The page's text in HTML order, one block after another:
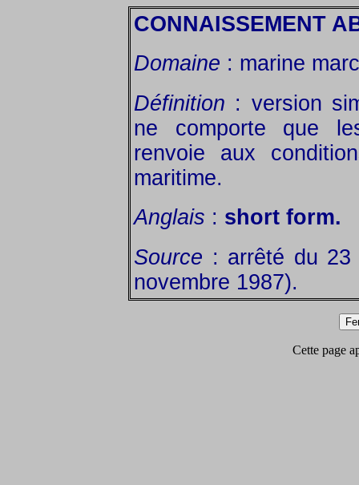
CONNAISSEMENT
Domaine : marine
Définition : version
ne comporte que
renvoie aux
maritime.
Anglais : short form.
Source : arrêté du 23
novembre 1987).
Cette page